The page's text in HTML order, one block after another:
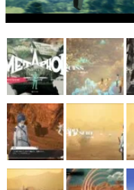
女性向け
アプリレビュー
その他
電ファミニコゲーマーとは？
運営：株式会社マレ